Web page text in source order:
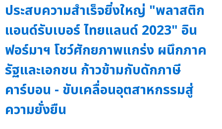
ประสบความสำเร็จยิ่งใหญ่ "พลาสติก
แอนด์รับเบอร์ ไทยแลนด์ 2023" อิน
ฟอร์มาฯ โชว์ศักยภาพแกร่ง ผนึกภาค
รัฐและเอกชน ก้าวข้ามกับดักภาษี
คาร์บอน - ขับเคลื่อนอุตสาหกรรมสู่
ความยั่งยืน